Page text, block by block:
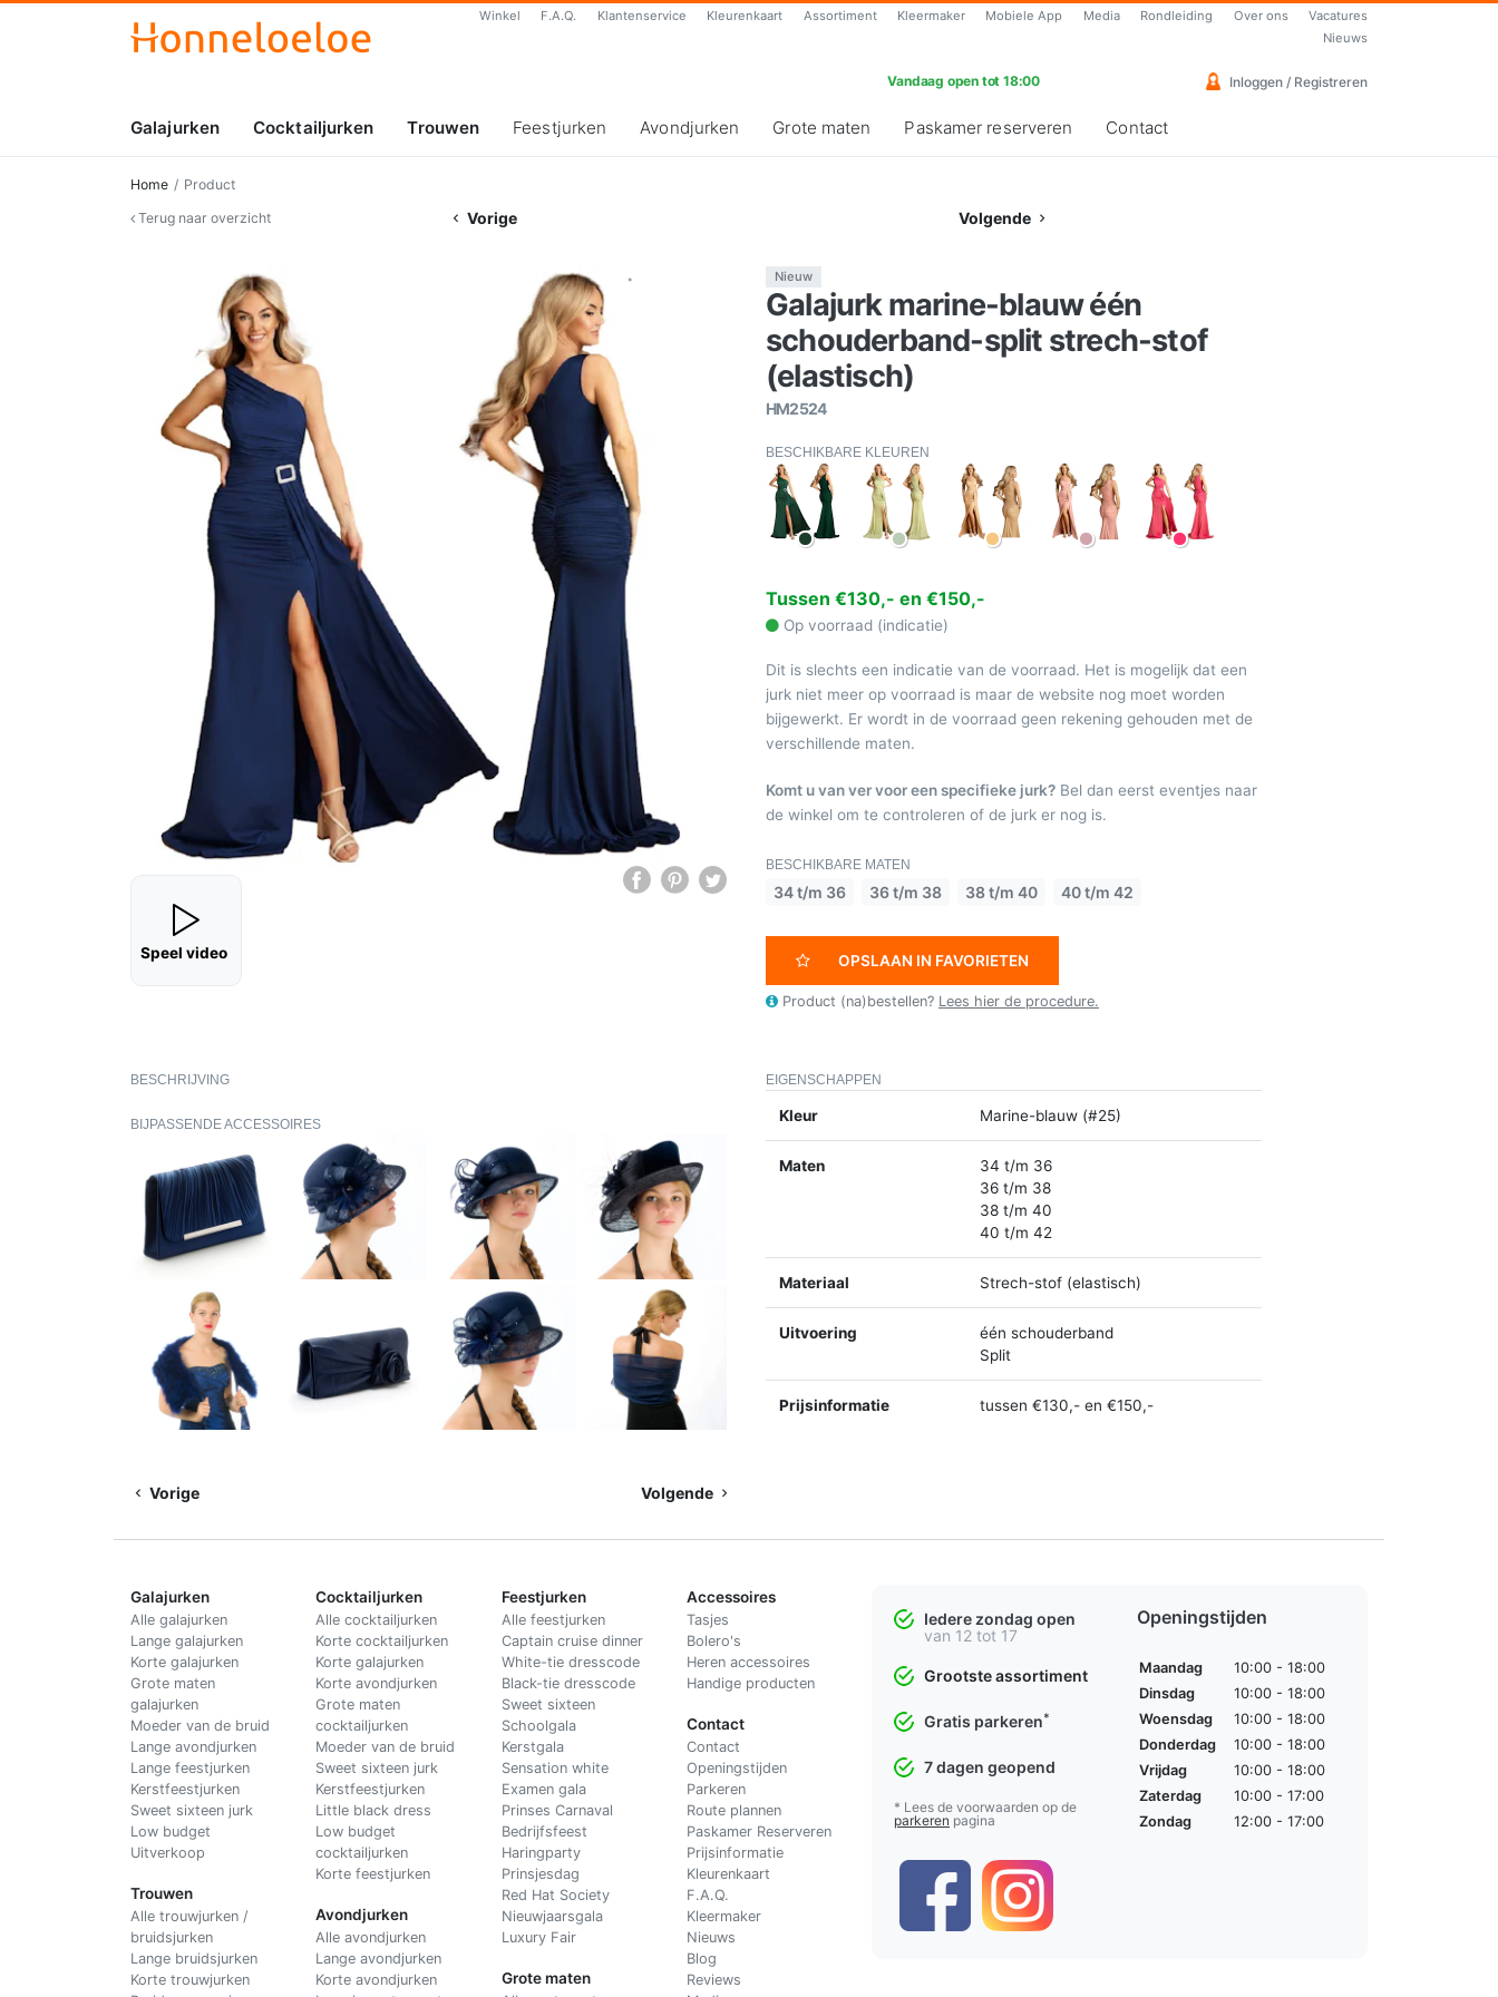
Winkel F.A.Q. Klantenservice Kleurenkaart Assortiment Kleermaker Mobiele App Media Rondleiding Over ons
Vacatures
Nieuws
Vandaag open tot 18:00 Inloggen / Registreren
Galajurken Cocktailjurken Trouwen Feestjurken Avondjurken Grote maten Paskamer reserveren Contact
Home
Product
Terug naar overzicht
Vorige Volgende
Speel video
Nieuw
Galajurk marine-blauw één
schouderband-split strech-stof
(elastisch)
HM2524
BESCHIKBARE KLEUREN
Tussen €130,- en €150,-
Op voorraad (indicatie)
Dit is slechts een indicatie van de voorraad. Het is mogelijk dat een
jurk niet meer op voorraad is maar de website nog moet worden
bijgewerkt. Er wordt in de voorraad geen rekening gehouden met de
verschillende maten.
Komt u van ver voor een specifieke jurk? Bel dan eerst eventjes naar
de winkel om te controleren of de jurk er nog is.
BESCHIKBARE MATEN
34 t/m 36 36 t/m 38 38 t/m 40 40 t/m 42
OPSLAAN IN FAVORIETEN
Product (na)bestellen? Lees hier de procedure.
BESCHRIJVING
BIJPASSENDE ACCESSOIRES
EIGENSCHAPPEN
Kleur Marine-blauw (#25)
Maten
34 t/m 36
36 t/m 38
38 t/m 40
40 t/m 42
Materiaal Strech-stof (elastisch)
Uitvoering
één schouderband
Split
Prijsinformatie tussen €130,- en €150,-
Vorige Volgende
Galajurken
Alle galajurken
Lange galajurken
Korte galajurken
Grote maten
galajurken
Moeder van de bruid
Lange avondjurken
Lange feestjurken
Kerstfeestjurken
Sweet sixteen jurk
Low budget
Uitverkoop
Trouwen
Alle trouwjurken /
bruidsjurken
Lange bruidsjurken
Korte trouwjurken
Cocktailjurken
Alle cocktailjurken
Korte cocktailjurken
Korte galajurken
Korte avondjurken
Grote maten
cocktailjurken
Moeder van de bruid
Sweet sixteen jurk
Kerstfeestjurken
Little black dress
Low budget
cocktailjurken
Korte feestjurken
Avondjurken
Alle avondjurken
Lange avondjurken
Korte avondjurken
Feestjurken
Alle feestjurken
Captain cruise dinner
White-tie dresscode
Black-tie dresscode
Sweet sixteen
Schoolgala
Kerstgala
Sensation white
Examen gala
Prinses Carnaval
Bedrijfsfeest
Haringparty
Prinsjesdag
Red Hat Society
Nieuwjaarsgala
Luxury Fair
Grote maten
Accessoires
Tasjes
Bolero's
Heren accessoires
Handige producten
Contact
Contact
Openingstijden
Parkeren
Route plannen
Paskamer Reserveren
Prijsinformatie
Kleurenkaart
F.A.Q.
Kleermaker
Nieuws
Blog
Reviews
Iedere zondag open
van 12 tot 17
Grootste assortiment
Gratis parkeren*
7 dagen geopend
* Lees de voorwaarden op de
parkeren pagina
Openingstijden
Maandag
10:00 - 18:00
Dinsdag
10:00 - 18:00
Woensdag
10:00 - 18:00
Donderdag
10:00 - 18:00
Vrijdag
10:00 - 18:00
Zaterdag
10:00 - 17:00
Zondag
12:00 - 17:00